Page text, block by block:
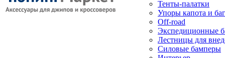
Тенты-палатки
Упоры капота и
Off-road
Экспедиционные
Лестницы для
Силовые бамперы